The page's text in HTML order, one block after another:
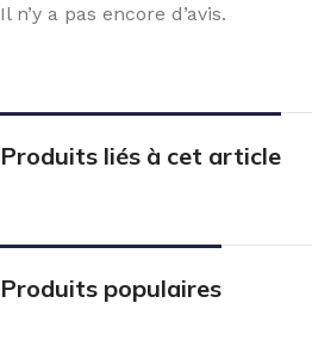
Il n’y a pas encore d’avis.
Produits liés à cet article
Produits populaires